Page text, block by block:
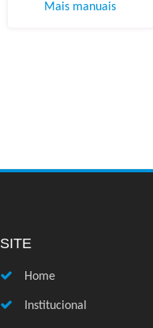
Mais manuais
SITE
Home
Institucional